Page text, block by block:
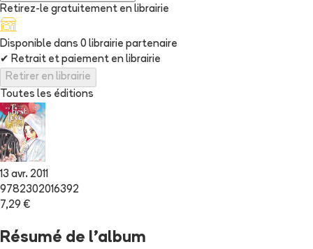
Retirez-le gratuitement en librairie
Disponible dans 0 librairie partenaire
✔ Retrait et paiement en librairie
Retirer en librairie
Toutes les éditions
13 avr. 2011
9782302016392
7,29 €
Résumé de l'album